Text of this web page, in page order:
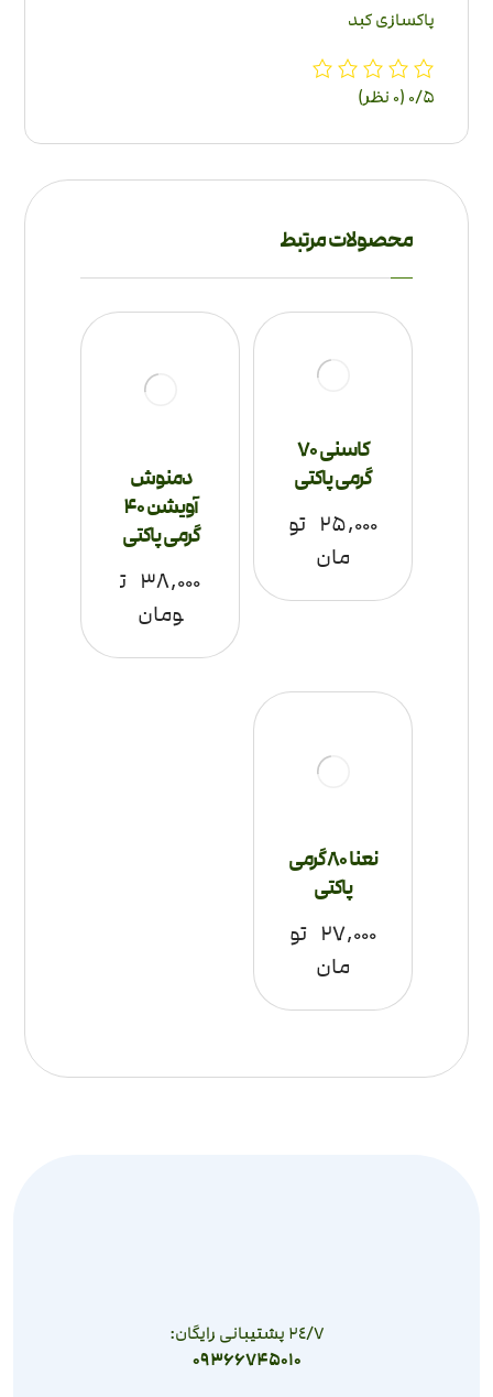
پاکسازی کبد
‫0/5 ‫(0 نظر)
محصولات مرتبط
کاسنی 70
گرمی پاکتی
۲۵,۰۰۰ تو
مان
دمنوش
آویشن 40
گرمی پاکتی
۳۸,۰۰۰ ت
ومان
نعنا 80 گرمی
پاکتی
۲۷,۰۰۰ تو
مان
٢٤/٧ پشتیبانی رایگان:
09366745010